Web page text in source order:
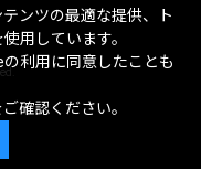
ンツの最適な提供、ト
用しています。
利用に同意したことも
ご確認ください。